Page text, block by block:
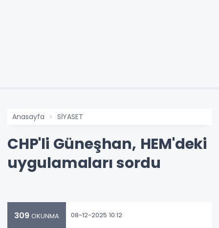
Anasayfa SİYASET
CHP'li Güneşhan, HEM'deki
uygulamaları sordu
309 OKUNMA 08-12-2025 10:12